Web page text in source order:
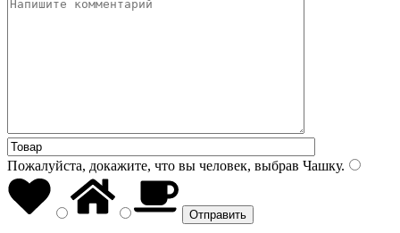
Пожалуйста, докажите, что вы человек, выбрав Чашку.